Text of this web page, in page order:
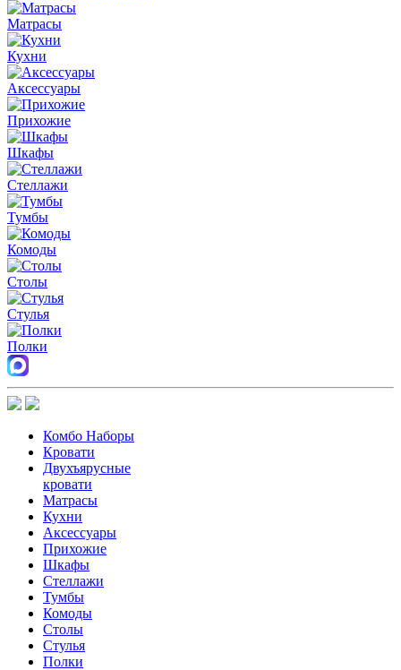
Матрасы
Кухни
Аксессуары
Прихожие
Шкафы
Стеллажи
Тумбы
Комоды
Столы
Стулья
Полки
Комбо Наборы
Кровати
Двухъярусные
кровати
Матрасы
Кухни
Аксессуары
Прихожие
Шкафы
Стеллажи
Тумбы
Комоды
Столы
Стулья
Полки